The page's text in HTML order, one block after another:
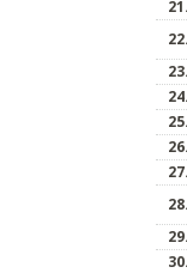
21.
22.
23.
24.
25.
26.
27.
28.
29.
30.